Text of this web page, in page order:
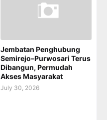
Jembatan Penghubung
Semirejo–Purwosari Terus
Dibangun, Permudah
Akses Masyarakat
July 30, 2026